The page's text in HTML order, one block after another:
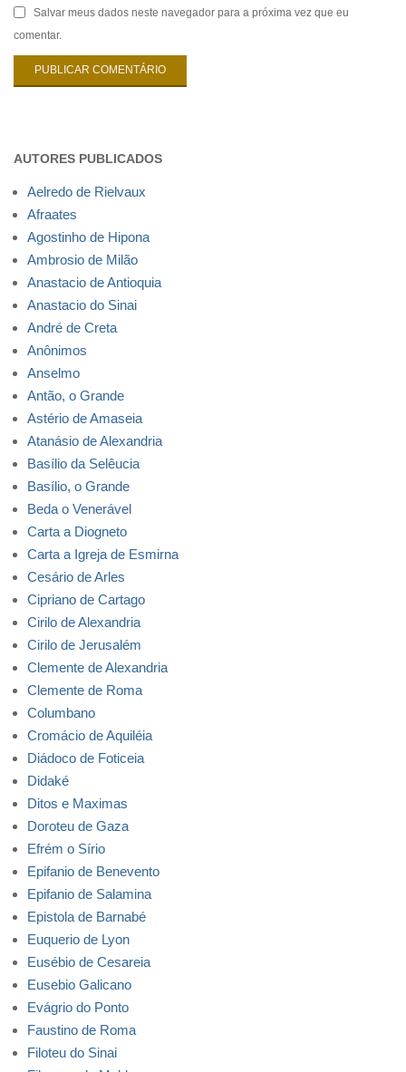
Salvar meus dados neste navegador para a próxima vez que eu
comentar.
AUTORES PUBLICADOS
Aelredo de Rielvaux
Afraates
Agostinho de Hipona
Ambrosio de Milão
Anastacio de Antioquia
Anastacio do Sinai
André de Creta
Anônimos
Anselmo
Antão, o Grande
Astério de Amaseia
Atanásio de Alexandria
Basílio da Selêucia
Basílio, o Grande
Beda o Venerável
Carta a Diogneto
Carta a Igreja de Esmirna
Cesário de Arles
Cipriano de Cartago
Cirilo de Alexandria
Cirilo de Jerusalém
Clemente de Alexandria
Clemente de Roma
Columbano
Cromácio de Aquiléia
Diádoco de Foticeia
Didaké
Ditos e Maximas
Doroteu de Gaza
Efrém o Sírio
Epifanio de Benevento
Epifanio de Salamina
Epistola de Barnabé
Euquerio de Lyon
Eusébio de Cesareia
Eusebio Galicano
Evágrio do Ponto
Faustino de Roma
Filoteu do Sinai